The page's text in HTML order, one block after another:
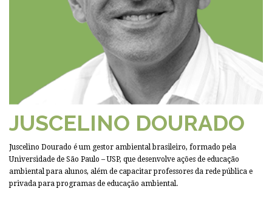
JUSCELINO DOURADO
Juscelino Dourado é um gestor ambiental brasileiro, formado pela
Universidade de São Paulo – USP, que desenvolve ações de educação
ambiental para alunos, além de capacitar professores da rede pública e
privada para programas de educação ambiental.